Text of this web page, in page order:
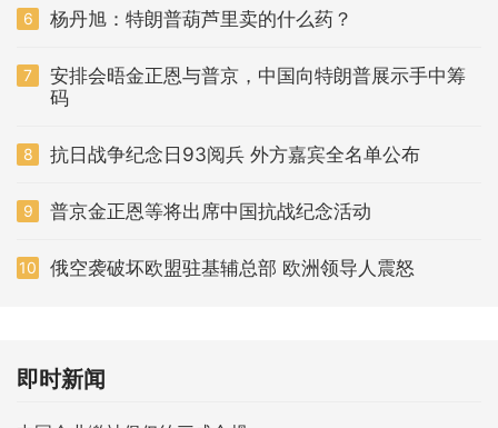
6 杨丹旭：特朗普葫芦里卖的什么药？
7
安排会晤金正恩与普京，中国向特朗普展示手中筹
码
8 抗日战争纪念日93阅兵 外方嘉宾全名单公布
9 普京金正恩等将出席中国抗战纪念活动
10 俄空袭破坏欧盟驻基辅总部 欧洲领导人震怒
即时新闻